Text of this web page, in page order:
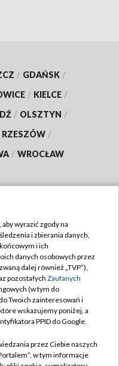
/ GDAŃSK /
/ KIELCE /
/ OLSZTYN /
RZESZÓW /
/ WROCŁAW
TVP
wyrazić zgody na
i zbierania danych,
i ich
danych osobowych przez
dalej również „TVP”),
pozostałych Zaufanych
(w tym do
Twoich zainteresowań i
wskazujemy poniżej, a
PPID do Google.
przez Ciebie naszych
w tym informacje